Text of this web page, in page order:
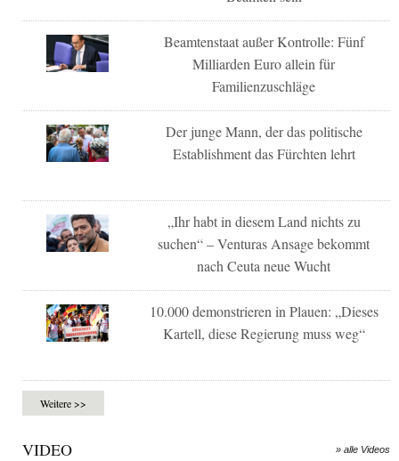
Beamtenstaat außer Kontrolle: Fünf
Milliarden Euro allein für
Familienzuschläge
Der junge Mann, der das politische
Establishment das Fürchten lehrt
„Ihr habt in diesem Land nichts zu
suchen“ – Venturas Ansage bekommt
nach Ceuta neue Wucht
10.000 demonstrieren in Plauen: „Dieses
Kartell, diese Regierung muss weg“
Weitere >>
VIDEO » alle Videos